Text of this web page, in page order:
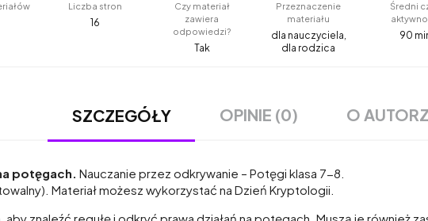
Liczba stron
16
Czy materiał
zawiera
odpowiedzi?
Tak
Przeznaczenie
materiału
dla nauczyciela,
dla rodzica
Średni
90
SZCZEGÓŁY OPINIE (0) O
potęgach. Nauczanie przez odkrywanie – Potęgi klasa 7-8.
Materiał możesz wykorzystać na Dzień Kryptologii.